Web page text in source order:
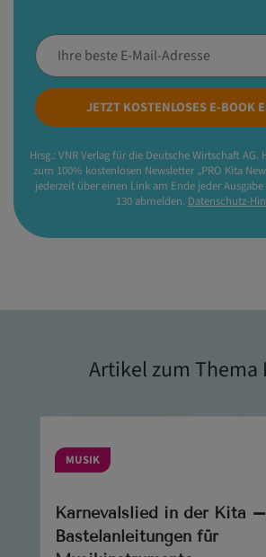
JETZT KOSTENLOSES E-BOOK
Hrsg.: VNR Verlag für die Deutsche Wirtschaft
zum 100% kostenlosen Newsletter „PRO Kita
jederzeit über einen Link am Ende jeder
130 abmelden. Datenschutz-
Artikel zum Thema
MUSIK
Karnevalslied in der Kita
Bastelanleitungen für